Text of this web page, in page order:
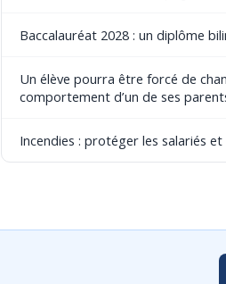
Baccalauréat 2028 : un diplôme
Un élève pourra être forcé de
comportement d’un de ses
Incendies : protéger les salariés